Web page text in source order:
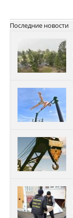
Последние новости